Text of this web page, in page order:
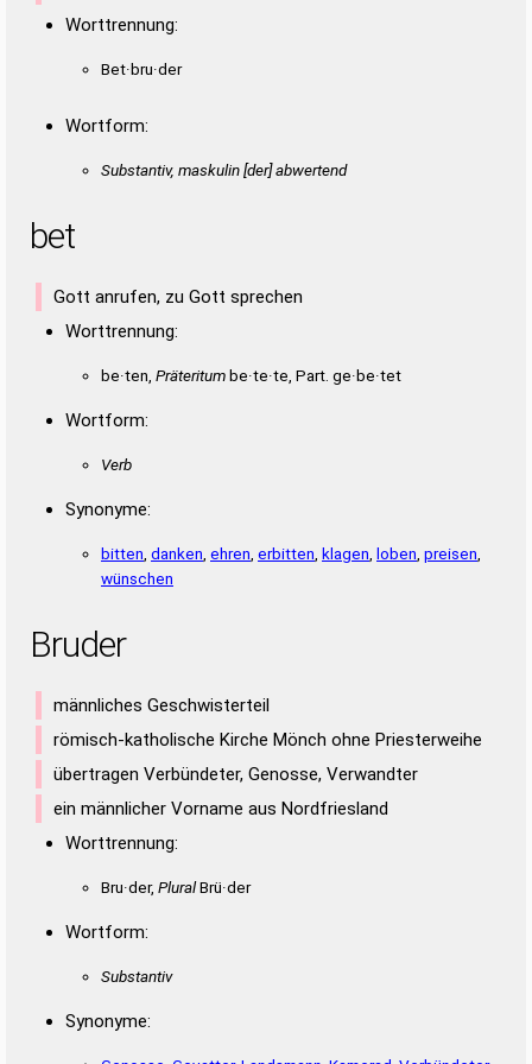
Worttrennung:
Bet·bru·der
Wortform:
Substantiv, maskulin [der] abwertend
bet
Gott anrufen, zu Gott sprechen
Worttrennung:
be·ten, Präteritumbe·te·te, Part. ge·be·tet
Wortform:
Verb
Synonyme:
bitten danken ehren erbitten klagen loben preisen
wünschen
Bruder
männliches Geschwisterteil
römisch-katholische Kirche Mönch ohne Priesterweihe
übertragen Verbündeter, Genosse, Verwandter
ein männlicher Vorname aus Nordfriesland
Worttrennung:
Bru·der, PluralBrü·der
Wortform:
Substantiv
Synonyme: